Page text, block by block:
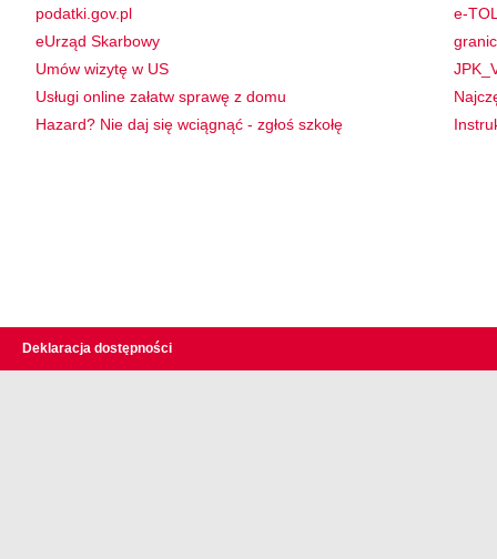
podatki.gov.pl
eUrząd Skarbowy
Umów wizytę w US
Usługi online załatw sprawę z domu
Hazard? Nie daj się wciągnąć - zgłoś szkołę
e-
Deklaracja dostępności